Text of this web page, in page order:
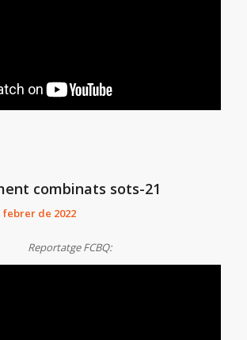
combinats sots-21
febrer de 2022
Reportatge FCBQ: